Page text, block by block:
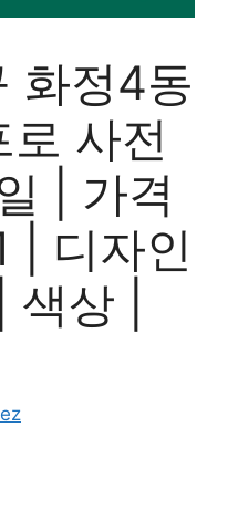
화정4동
사전
| 가격
| 디자인
상 |